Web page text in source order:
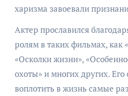
харизма завоевали
Актер прославился
ролям в таких фильмах, как
«Осколки жизни»,
охоты» и многих других. Его
воплотить в жизнь самые